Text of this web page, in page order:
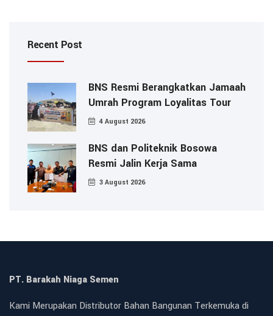
Recent Post
BNS Resmi Berangkatkan Jamaah
Umrah Program Loyalitas Tour
4 August 2026
BNS dan Politeknik Bosowa
Resmi Jalin Kerja Sama
3 August 2026
PT. Barakah Niaga Semen
Kami Merupakan Distributor Bahan Bangunan Terkemuka di